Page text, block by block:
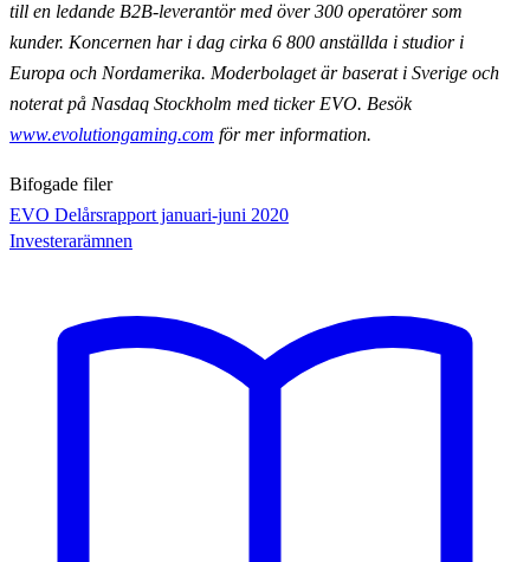
till en ledande B2B-leverantör med över 300 operatörer som
kunder. Koncernen har i dag cirka 6 800 anställda i studior i
Europa och Nordamerika. Moderbolaget är baserat i Sverige och
noterat på Nasdaq Stockholm med ticker EVO. Besök
www.evolutiongaming.com för mer information.
Bifogade filer
EVO Delårsrapport januari-juni 2020
Investerarämnen